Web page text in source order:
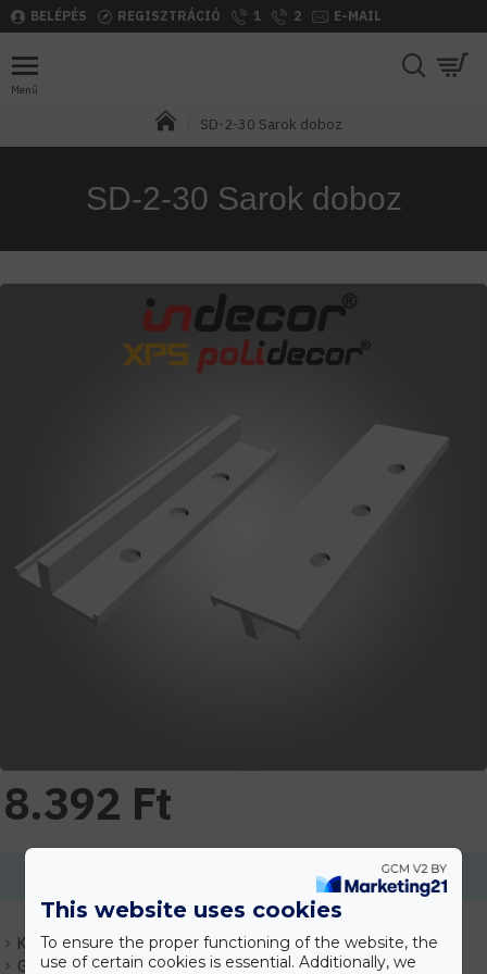
BELÉPÉS REGISZTRÁCIÓ 1 2 E-MAIL
SD-2-30 Sarok doboz
SD-2-30 Sarok doboz
Készlet: Várhatóan 1-3 nap
Gyártó: Indecor
8.392 Ft
Ennek a terméknek a minimális mennyisége 2
This website uses cookies
To ensure the proper functioning of the website, the
use of certain cookies is essential. Additionally, we